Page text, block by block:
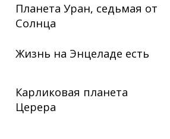
Планета Уран, седьмая от
Солнца
Жизнь на Энцеладе есть
Карликовая планета
Церера